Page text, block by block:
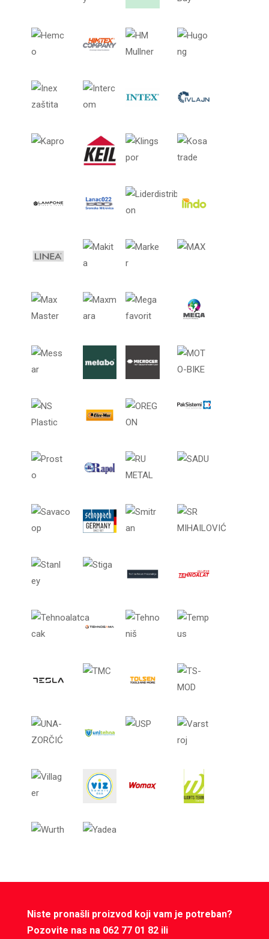
Niste pronašli proizvod koji vam je potreban?
Pozovite nas na 062 77 01 82 ili